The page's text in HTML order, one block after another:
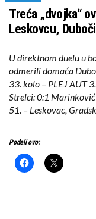
Treća „dvojka“
Leskovcu,
U direktnom duelu u
odmerili domaća
33. kolo – PLEJ AUT
Strelci: 0:1
51. – Leskovac,
Podeli ovo: